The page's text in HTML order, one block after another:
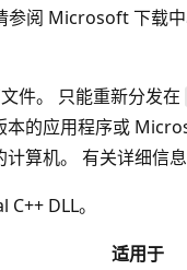
参阅 Microsoft 下载
件。 只能重新分发在
的应用程序或
算机。 有关详细信
DLL。
适用于